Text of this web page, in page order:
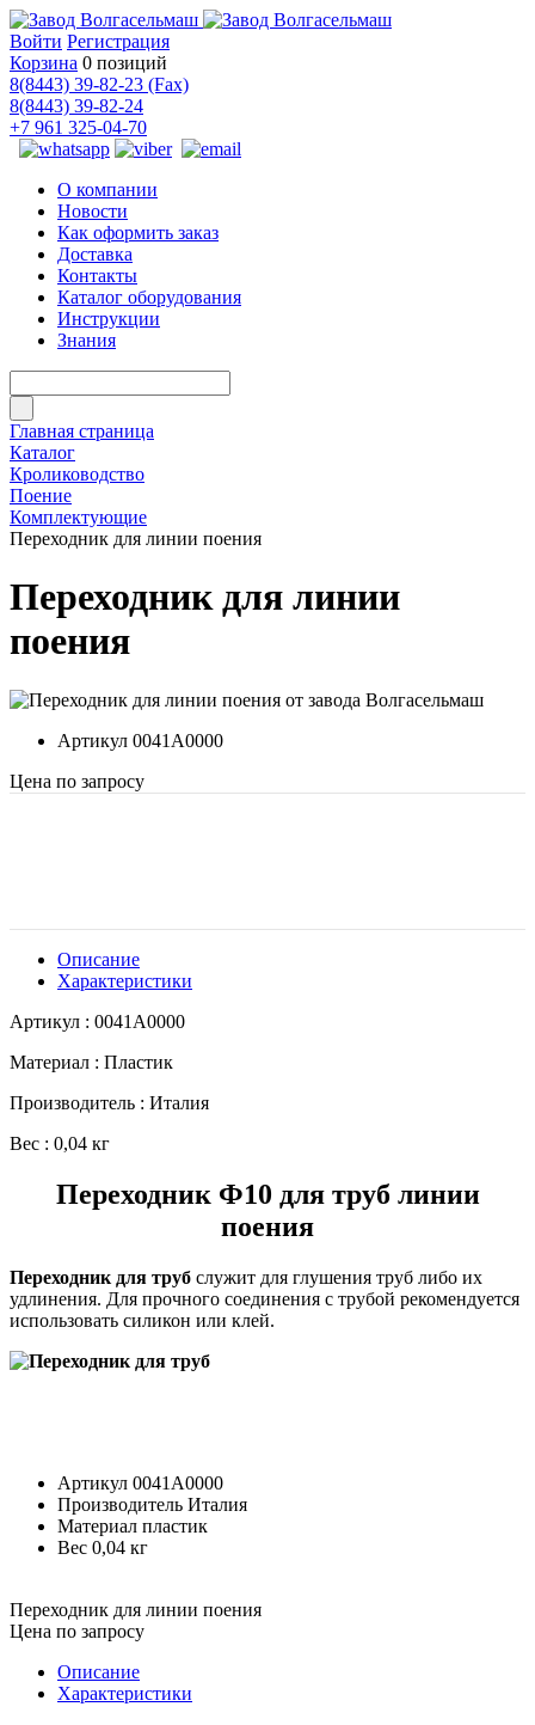
Войти Регистрация
Корзина 0 позиций
8(8443) 39-82-23 (Fax)
8(8443) 39-82-24
+7 961 325-04-70
О компании
Новости
Как оформить заказ
Доставка
Контакты
Каталог оборудования
Инструкции
Знания
Главная страница
Каталог
Кролиководство
Поение
Комплектующие
Переходник для линии поения
Переходник для линии
поения
Артикул 0041A0000
Цена по запросу
Описание
Характеристики
Артикул : 0041A0000
Материал : Пластик
Производитель : Италия
Вес : 0,04 кг
Переходник Ф10 для труб линии
поения
Переходник для труб служит для глушения труб либо их
удлинения. Для прочного соединения с трубой рекомендуется
использовать силикон или клей.
Артикул 0041A0000
Производитель Италия
Материал пластик
Вес 0,04 кг
Переходник для линии поения
Цена по запросу
Описание
Характеристики